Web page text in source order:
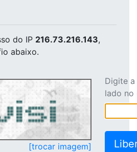
do IP 216.73.216.143,
abaixo.
[trocar imagem]
Digite
lado no